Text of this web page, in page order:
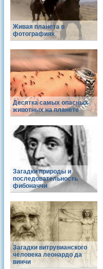
Живая планета в
фотографиях
Десятка самых опасных
животных на планете
Загадки природы и
последовательность
фибоначчи
Загадки витрувианского
человека леонардо да
винчи